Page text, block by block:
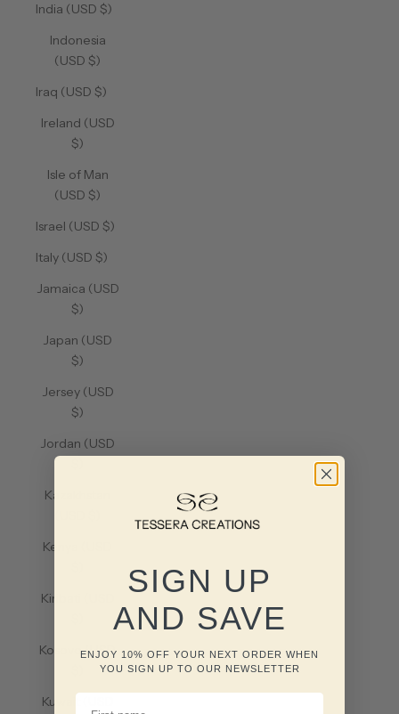
India (USD $)
Indonesia
(USD $)
Iraq (USD $)
Ireland (USD
$)
Isle of Man
(USD $)
Israel (USD $)
Italy (USD $)
Jamaica (USD
$)
Japan (USD
$)
Jersey (USD
$)
Jordan (USD
Kazakhstan
Kenya (USD
Kiribati (USD
Kosovo (USD
Kuwait (USD
SIGN UP
AND SAVE
ENJOY 10% OFF YOUR NEXT ORDER WHEN
YOU SIGN UP TO OUR NEWSLETTER
FIRST NAME